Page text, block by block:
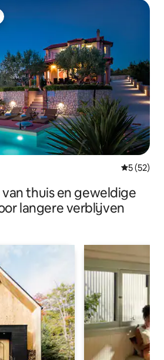
5 (52)
thuis en geweldige
langere verblijven